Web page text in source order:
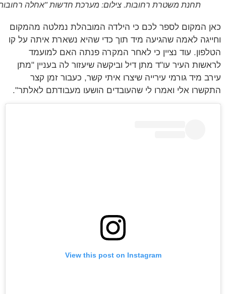
תחנת משטרת רחובות. צילום: מערכת חדשות "אחלה רחובות"
המקום לספר לכם כי הילדה המובהלת נמלטה מהמקום
לאמה שהגיעה מיד תוך כדי שהיא נשארת איתה על קו
עוד נציין כי לאחר המקרה פנתה האם למועמד
העיר עו"ד מתן דיל וביקשה שיעזור לה בעניין "מתן
מיד גורמי עירייה שיצרו איתי קשר, כעבור זמן קצר
אלי ואמרו לי שהעובדים הושעו מעבודתם לאלתר".
View this post on Instagram